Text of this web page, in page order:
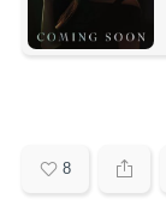
8